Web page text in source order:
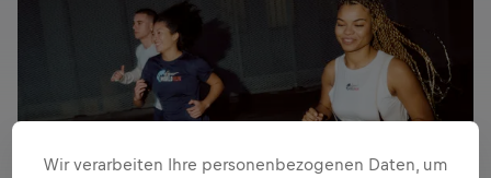
Wir verarbeiten Ihre personenbezogenen Daten, um